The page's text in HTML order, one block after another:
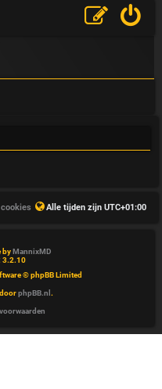
Alle tijden zijn UTC+01:00
byMannixMD
3.2.10
© phpBB Limited
phpBB.nl .